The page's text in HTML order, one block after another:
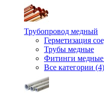
Трубопровод медный
Герметизация
Трубы медные
Фитинги медные
Все категории (4)